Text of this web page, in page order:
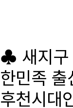
♣ 새지구
한민족
후천시대